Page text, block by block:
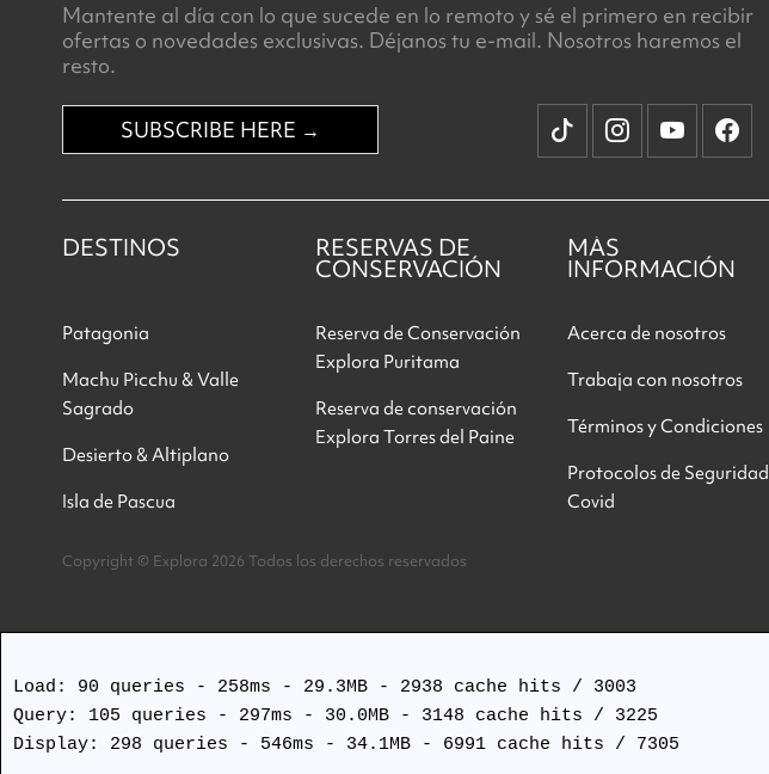
Mantente al día con lo que sucede en lo remoto y sé el primero en recibir
ofertas o novedades exclusivas. Déjanos tu e-mail. Nosotros haremos el
resto.
SUBSCRIBE HERE →
DESTINOS
Patagonia
Machu Picchu & Valle
Sagrado
Desierto & Altiplano
Isla de Pascua
RESERVAS DE
CONSERVACIÓN
Reserva de Conservación
Explora Puritama
Reserva de conservación
Explora Torres del Paine
MÁS
INFORMACIÓN
Acerca de nosotros
Trabaja con nosotros
Términos y Condiciones
Protocolos de Seguridad
Covid
Copyright © Explora 2026 Todos los derechos reservados
Load: 90 queries - 258ms - 29.3MB - 2938 cache hits / 3003
Query: 105 queries - 297ms - 30.0MB - 3148 cache hits / 3225
Display: 298 queries - 546ms - 34.1MB - 6991 cache hits / 7305